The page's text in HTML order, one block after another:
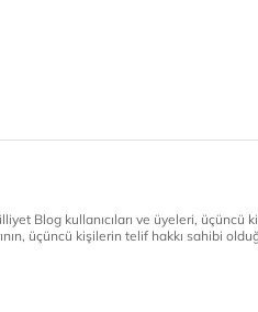
Blog kullanıcıları ve üyeleri, üçüncü
üçüncü kişilerin telif hakkı sahibi